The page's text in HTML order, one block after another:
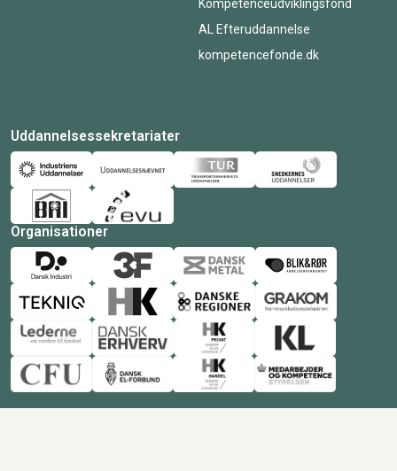
Kompetenceudviklingsfond
AL Efteruddannelse
kompetencefonde.dk
Uddannelsessekretariater
Organisationer